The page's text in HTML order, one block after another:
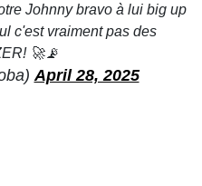
Johnny bravo à lui big up
c'est vraiment pas des
🚀📡
April 28, 2025